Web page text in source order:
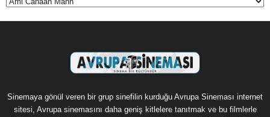
Sinemaya gönül veren bir grup sinefilin kurduğu Avrupa Sineması internet
sitesi, Avrupa sinemasını daha geniş kitlelere tanıtmak ve bu filmlerle